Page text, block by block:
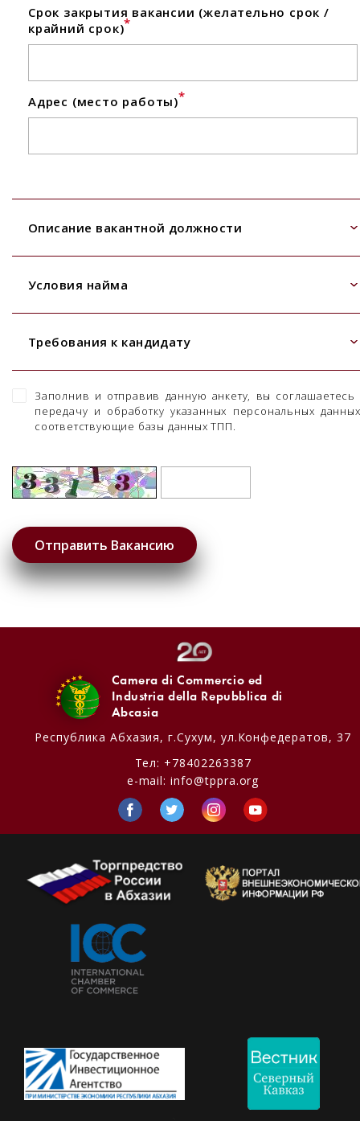
Срок закрытия вакансии (желательно срок /
крайний срок)*
Адрес (место работы)*
Описание вакантной должности
Условия найма
Требования к кандидату
Заполнив и отправив данную анкету, вы соглашаетесь
передачу и обработку указанных персональных
соответствующие базы данных ТПП.
Camera di Commercio ed
Industria della Repubblica di
Abcasia
Республика Абхазия, г.Сухум, ул.Конфедератов, 37
Тел: +78402263387
e-mail:info@tppra.org